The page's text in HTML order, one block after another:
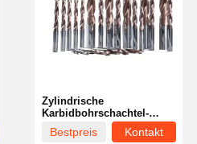
Zylindrische
Karbidbohrschachtel-
Festkarbidbohrbits hohe
Bestpreis Kontakt